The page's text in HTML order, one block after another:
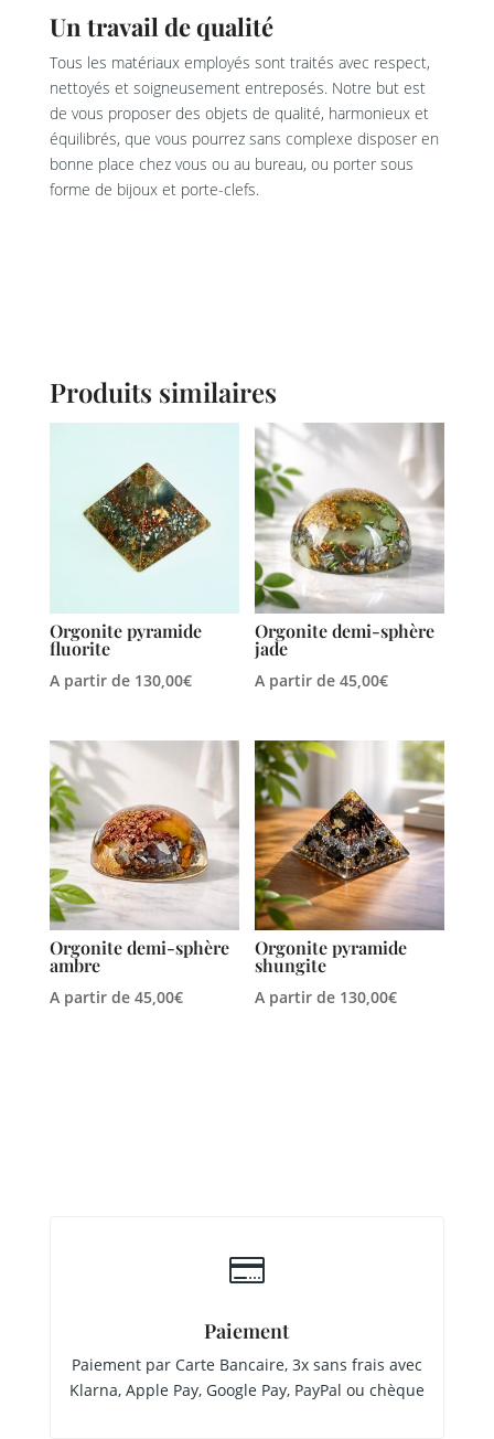
Un travail de qualité
Tous les matériaux employés sont traités avec respect,
nettoyés et soigneusement entreposés. Notre but est
de vous proposer des objets de qualité, harmonieux et
équilibrés, que vous pourrez sans complexe disposer en
bonne place chez vous ou au bureau, ou porter sous
forme de bijoux et porte-clefs.
Produits similaires
Orgonite pyramide
fluorite
A partir de 130,00€
Orgonite demi-sphère
jade
A partir de45,00€
Orgonite demi-sphère
ambre
A partir de 45,00€
Orgonite pyramide
shungite
A partir de 130,00€

Paiement
Paiement par Carte Bancaire, 3x sans frais avec
Klarna, Apple Pay, Google Pay, PayPal ou chèque